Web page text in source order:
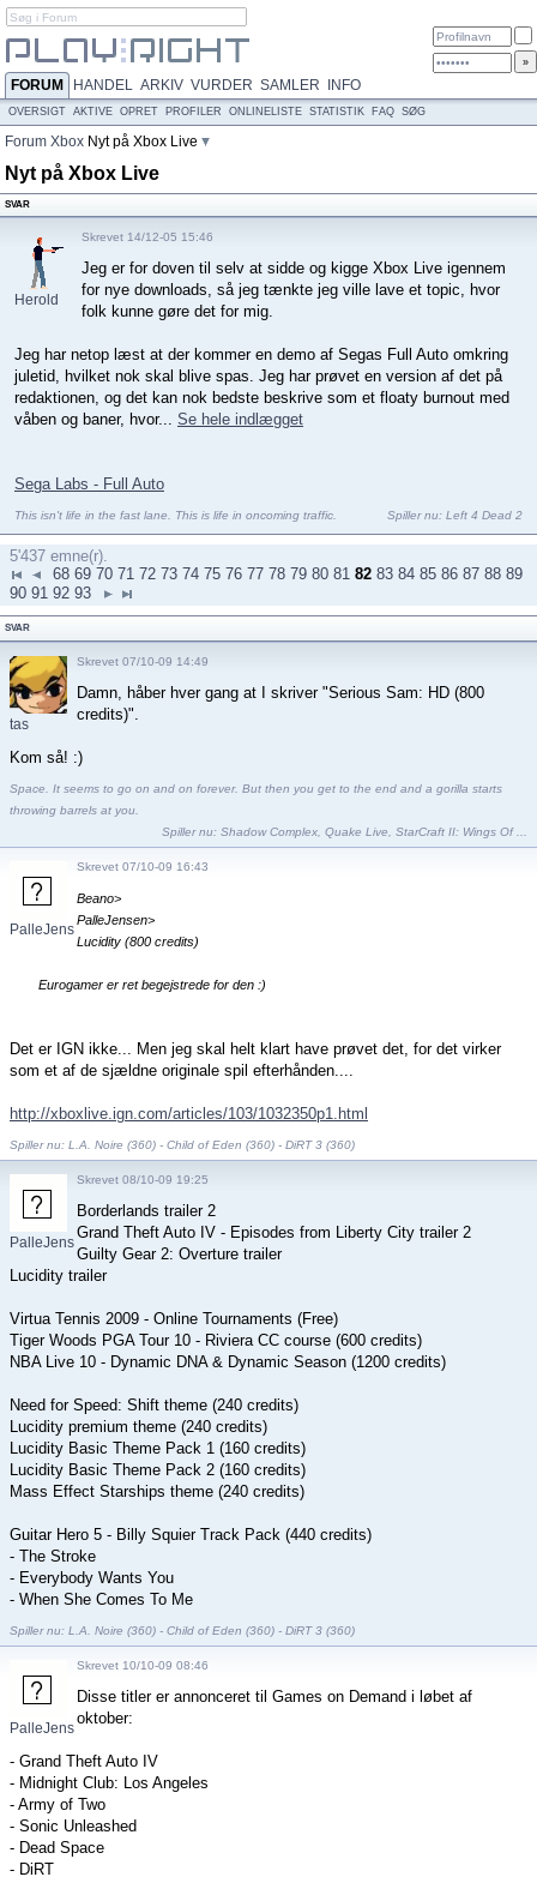
FORUM HANDEL ARKIV VURDER SAMLER INFO
OVERSIGT AKTIVE OPRET PROFILER ONLINELISTE STATISTIK FAQ SØG
Forum Xbox Nyt på Xbox Live
Nyt på Xbox Live
SVAR
Herold
Skrevet 14/12-05 15:46
Jeg er for doven til selv at sidde og kigge Xbox Live igennem
for nye downloads, så jeg tænkte jeg ville lave et topic, hvor
folk kunne gøre det for mig.
Jeg har netop læst at der kommer en demo af Segas Full Auto omkring
juletid, hvilket nok skal blive spas. Jeg har prøvet en version af det på
redaktionen, og det kan nok bedste beskrive som et floaty burnout med
våben og baner, hvor... Se hele indlægget
Sega Labs - Full Auto
This isn't life in the fast lane. This is life in oncoming traffic. Spiller nu: Left 4 Dead 2
5'437 emne(r).
68 69 70 71 72 73 74 75 76 77 78 79 80 81 82 83 84 85 86 87 88 89
90 91 92 93
SVAR
tas
Skrevet 07/10-09 14:49
Damn, håber hver gang at I skriver "Serious Sam: HD (800
credits)".
Kom så! :)
Space. It seems to go on and on forever. But then you get to the end and a gorilla starts
throwing barrels at you.
Spiller nu: Shadow Complex Quake Live StarCraft II: Wings Of ...
PalleJensen
Skrevet 07/10-09 16:43
Beano>
PalleJensen>
Lucidity (800 credits)
Eurogamer er ret begejstrede for den :)
Det er IGN ikke... Men jeg skal helt klart have prøvet det, for det virker
som et af de sjældne originale spil efterhånden....
http://xboxlive.ign.com/articles/103/1032350p1.html
Spiller nu: L.A. Noire (360) - Child of Eden (360) - DiRT 3 (360)
PalleJensen
Skrevet 08/10-09 19:25
Borderlands trailer 2
Grand Theft Auto IV - Episodes from Liberty City trailer 2
Guilty Gear 2: Overture trailer
Lucidity trailer
Virtua Tennis 2009 - Online Tournaments (Free)
Tiger Woods PGA Tour 10 - Riviera CC course (600 credits)
NBA Live 10 - Dynamic DNA & Dynamic Season (1200 credits)
Need for Speed: Shift theme (240 credits)
Lucidity premium theme (240 credits)
Lucidity Basic Theme Pack 1 (160 credits)
Lucidity Basic Theme Pack 2 (160 credits)
Mass Effect Starships theme (240 credits)
Guitar Hero 5 - Billy Squier Track Pack (440 credits)
- The Stroke
- Everybody Wants You
- When She Comes To Me
Spiller nu: L.A. Noire (360) - Child of Eden (360) - DiRT 3 (360)
PalleJensen
Skrevet 10/10-09 08:46
Disse titler er annonceret til Games on Demand i løbet af
oktober:
- Grand Theft Auto IV
- Midnight Club: Los Angeles
- Army of Two
- Sonic Unleashed
- Dead Space
- DiRT